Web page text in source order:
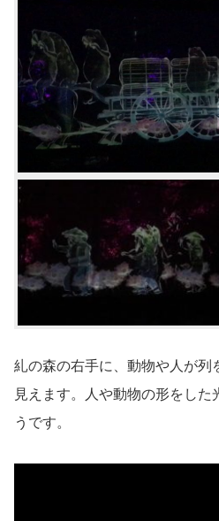
糺の森の右手に、動物や人が列
見えます。人や動物の形をした
うです。